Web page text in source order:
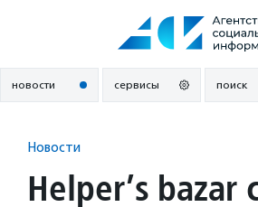
новости сервисы поиск
Новости
Helper’s bazar